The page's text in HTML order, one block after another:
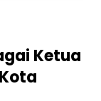
Ketua